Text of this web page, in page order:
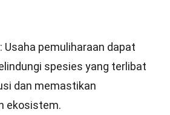
: Usaha pemuliharaan dapat
spesies yang terlibat
dan memastikan
ekosistem.